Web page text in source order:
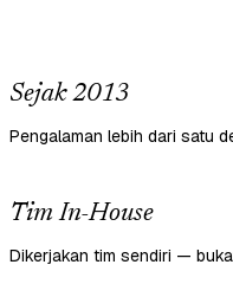
Sejak 2013
Pengalaman lebih dari satu
Tim In-House
Dikerjakan tim sendiri —